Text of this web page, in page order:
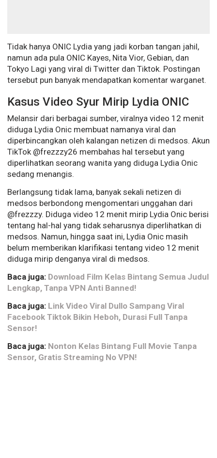
Tidak hanya ONIC Lydia yang jadi korban tangan jahil,
namun ada pula ONIC Kayes, Nita Vior, Gebian, dan
Tokyo Lagi yang viral di Twitter dan Tiktok. Postingan
tersebut pun banyak mendapatkan komentar warganet.
Kasus Video Syur Mirip Lydia ONIC
Melansir dari berbagai sumber, viralnya video 12 menit
diduga Lydia Onic membuat namanya viral dan
diperbincangkan oleh kalangan netizen di medsos. Akun
TikTok @frezzzy26 membahas hal tersebut yang
diperlihatkan seorang wanita yang diduga Lydia Onic
sedang menangis.
Berlangsung tidak lama, banyak sekali netizen di
medsos berbondong mengomentari unggahan dari
@frezzzy. Diduga video 12 menit mirip Lydia Onic berisi
tentang hal-hal yang tidak seharusnya diperlihatkan di
medsos. Namun, hingga saat ini, Lydia Onic masih
belum memberikan klarifikasi tentang video 12 menit
diduga mirip denganya viral di medsos.
Baca juga: Download Film Kelas Bintang Semua Judul
Lengkap, Tanpa VPN Anti Banned!
Baca juga: Link Video Viral Dullo Sampang Viral
Facebook Tiktok Bikin Heboh, Durasi Full Tanpa
Sensor!
Baca juga: Nonton Kelas Bintang Full Movie Tanpa
Sensor, Gratis Streaming No VPN!